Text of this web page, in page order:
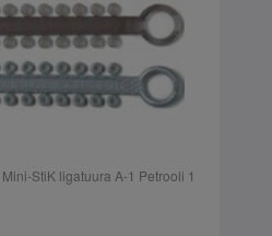
StiK ligatuura A-1 Petrooli 1